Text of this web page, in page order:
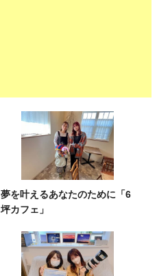
夢を叶えるあなたのために「6
坪カフェ」